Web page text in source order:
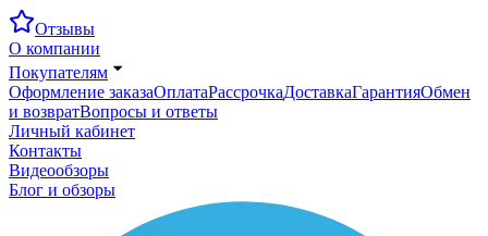
Отзывы
О компании
Покупателям
Оформление заказаОплатаРассрочкаДоставкаГарантияОбмен
и возвратВопросы и ответы
Личный кабинет
Контакты
Видеообзоры
Блог и обзоры